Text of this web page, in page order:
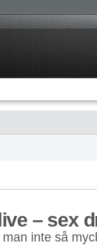
– sex
inte så